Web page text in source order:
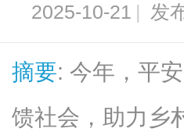
2025-10-21 | 发
摘要: 今年，平
馈社会，助力乡